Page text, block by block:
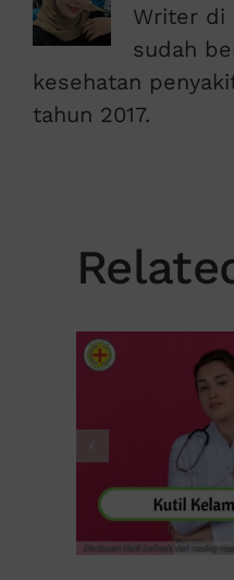
Writer di
sudah
kesehatan
tahun 2017.